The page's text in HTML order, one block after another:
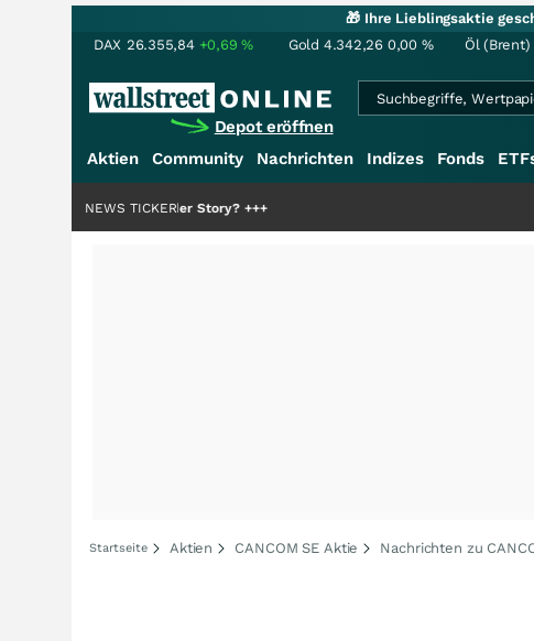
🎁 Ihre Lieblingsaktie
DAX 26.355,84 +0,69% Gold 4.342,26 0,00 % Öl (Brent)
Depot eröffnen
Aktien Community Nachrichten Indizes Fonds
die Hälfte der Story?+++
NEWS TICKER
Startseite Aktien CANCOM SE Aktie Nachrichten zu